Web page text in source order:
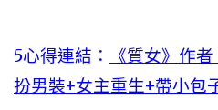
5心得連結：
《質女》作
扮男裝+女主重生+帶小包